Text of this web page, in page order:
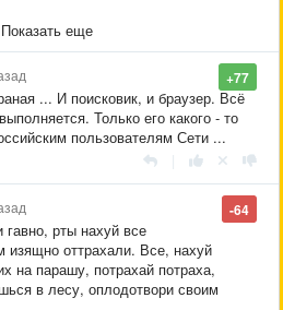
еще
+77
... И поисковик, и браузер. Всё
Только его какого - то
пользователям Сети ...
-64
рты нахуй все
изящно оттрахали. Все, нахуй
на парашу, потрахай потраха,
в лесу, оплодотвори своим